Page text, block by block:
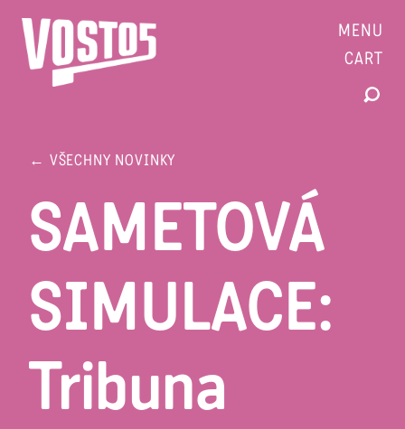
MENU
CART
← VŠECHNY NOVINKY
SAMETOVÁ
SIMULACE:
Tribuna